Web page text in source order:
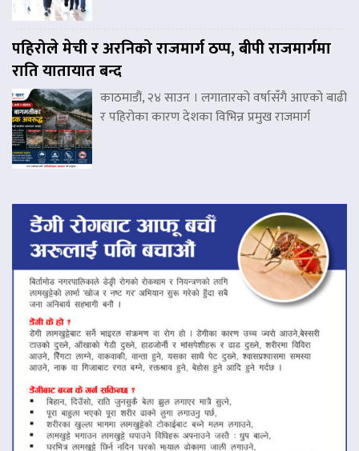
पहिरोले मेची र अरनिको राजमार्ग ठप्प, बीपी राजमार्गमा
राति यातायात बन्द
काठमाडौं, २४ साउन । लगातारको वर्षासँगै आएको बाढी
र पहिरोका कारण देशका विभिन्न प्रमुख राजमार्ग